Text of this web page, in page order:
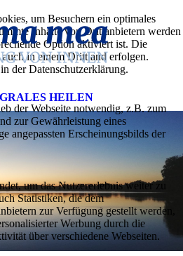
HEILEN
um Besuchern ein optimales
Inhalte von Drittanbietern werden
Option aktiviert ist. Die
in einem Drittland erfolgen.
der Datenschutzerklärung.
der Webseite notwendig, z.B. zum
zur Gewährleistung eines
angepassten Erscheinungsbilds der
um das Nutzererlebnis weiter zu
Statistiken, die dem
zur Verfügung gestellt werden,
Werbung durch die
über verschiedene Webseiten.